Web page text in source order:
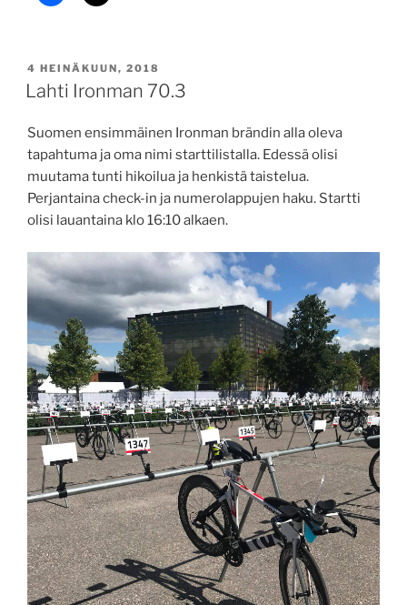
JULKAISTU
4 HEINÄKUUN, 2018
Lahti Ironman 70.3
Suomen ensimmäinen Ironman brändin alla oleva
tapahtuma ja oma nimi starttilistalla. Edessä olisi
muutama tunti hikoilua ja henkistä taistelua.
Perjantaina check-in ja numerolappujen haku. Startti
olisi lauantaina klo 16:10 alkaen.